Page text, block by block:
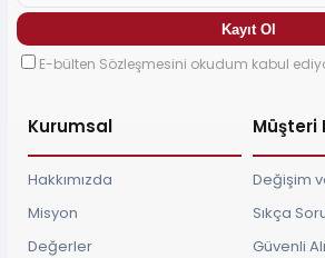
E-bülten Sözleşmesini okudum kabul
Kurumsal
Hakkımızda
Misyon
Değerler
Müşteri
Değişim
Sıkça
Güvenli